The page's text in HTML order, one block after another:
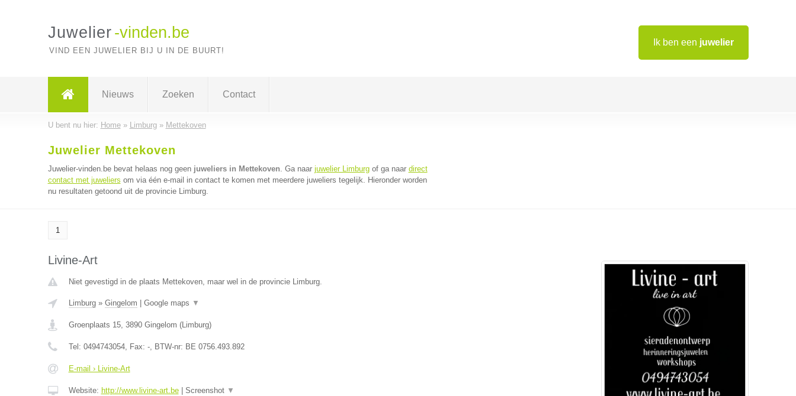
Ik ben een juwelier
Juwelier -vinden.be
VIND EEN JUWELIER BIJ U IN DE BUURT!
Nieuws Zoeken Contact
U bent nu hier: Home» Limburg» Mettekoven
Juwelier Mettekoven
Juwelier-vinden.be bevat helaas nog geen juweliers in Mettekoven. Ga naar juwelier Limburgof ga naar direct
contact met juweliers om via één e-mail in contact te komen met meerdere juweliers tegelijk. Hieronder worden
nu resultaten getoond uit de provincie Limburg.
1
Livine-Art
Niet gevestigd in de plaats Mettekoven, maar wel in de provincie Limburg.
Limburg» Gingelom Google maps ▼
Groenplaats 15, 3890 Gingelom (Limburg)
Tel: 0494743054, Fax: -, BTW-nr: BE 0756.493.892
E-mail › Livine-Art
Website: http://www.livine-art.be| Screenshot ▼